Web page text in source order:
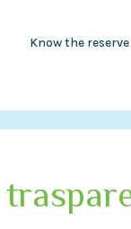
Know the reserve